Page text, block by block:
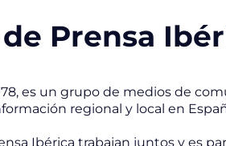
Prensa
es un grupo de medios de
regional y local en
Ibérica trabajan juntos y es